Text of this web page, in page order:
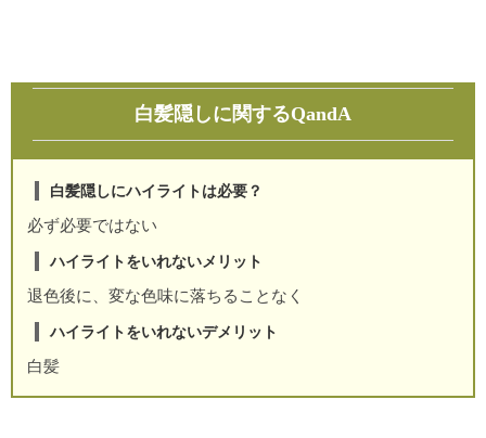
白髪隠しに関するQandA
白髪隠しにハイライトは必要？
必ず必要ではない
ハイライトをいれないメリット
退色後に、変な色味に落ちることなく
ハイライトをいれないデメリット
白髪